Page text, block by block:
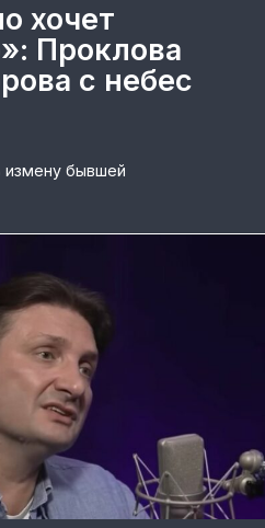
хочет
Проклова
с небес
измену бывшей